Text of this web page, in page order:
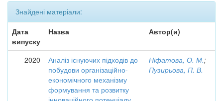
Знайдені матеріали:
Дата
випуску
Назва Автор(и)
2020
Аналіз існуючих підходів до
побудови організаційно-
економічного механізму
формування та розвитку
Ніфатова, О. М.;
Пузирьова, П. В.